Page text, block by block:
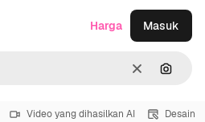
Jernih
Harga Masuk
Video yang dihasilkan AI Desain